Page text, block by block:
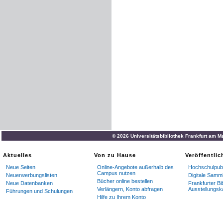
© 2026 Universitätsbibliothek Frankfurt am
Aktuelles
Neue Seiten
Neuerwerbungslisten
Neue Datenbanken
Führungen und Schulungen
Von zu Hause
Online-Angebote außerhalb des
Campus nutzen
Bücher online bestellen
Verlängern, Konto abfragen
Hilfe zu Ihrem Konto
Digitale
Frankfurter